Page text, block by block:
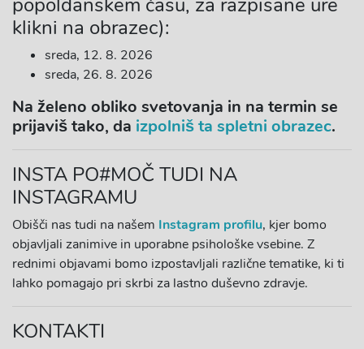
klikni na obrazec):
sreda, 12. 8. 2026
sreda, 26. 8. 2026
Na želeno obliko svetovanja in na termin se
prijaviš tako, da izpolniš ta spletni obrazec.
INSTA PO#MOČ TUDI NA
INSTAGRAMU
Obišči nas tudi na našem Instagram profilu, kjer bomo
objavljali zanimive in uporabne psihološke vsebine. Z
rednimi objavami bomo izpostavljali različne tematike, ki ti
lahko pomagajo pri skrbi za lastno duševno zdravje.
KONTAKTI